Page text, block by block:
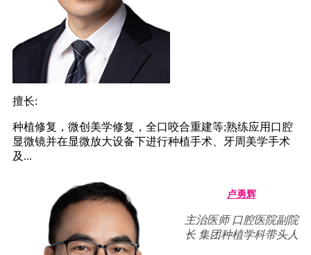
擅长:
种植修复，微创美学修复，全口咬合重建等;熟练应用口腔
显微镜并在显微放大设备下进行种植手术、牙周美学手术
及...
卢勇辉
主治医师 口腔医院副院
长 集团种植学科带头人